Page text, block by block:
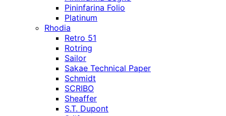
Pininfarina Folio
Platinum
Rhodia
Retro 51
Rotring
Sailor
Sakae Technical Paper
Schmidt
SCRIBO
Sheaffer
S.T. Dupont